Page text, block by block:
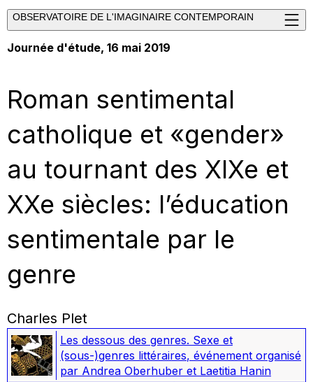
OBSERVATOIRE DE L'IMAGINAIRE CONTEMPORAIN
Journée d'étude, 16 mai 2019
Roman sentimental
catholique et «gender»
au tournant des XIXe et
XXe siècles: l’éducation
sentimentale par le
genre
Charles Plet
Les dessous des genres. Sexe et
(sous-)genres littéraires, événement organisé
par Andrea Oberhuber et Laetitia Hanin